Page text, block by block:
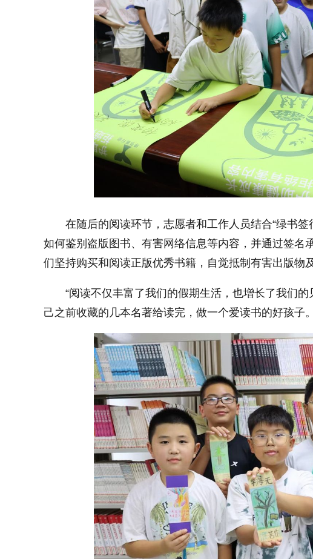
在随后的阅读环节，志愿者和工作人员结合“绿书
如何鉴别盗版图书、有害网络信息等内容，并通过签名
们坚持购买和阅读正版优秀书籍，自觉抵制有害出版物
“阅读不仅丰富了我们的假期生活，也增长了我们
己之前收藏的几本名著给读完，做一个爱读书的好孩子